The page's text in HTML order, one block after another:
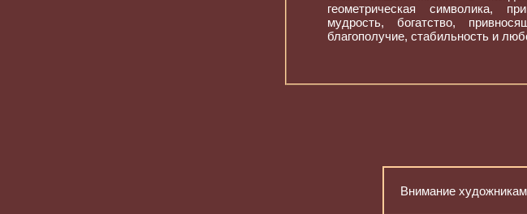
геометрическая символика,
мудрость, богатство,
благополучие, стабильность и
Внимание